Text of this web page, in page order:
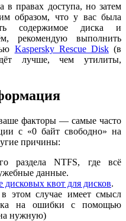
в правах доступа, но затем
образом, что у вас была
содержимое диска и
рекомендую выполнить
Kaspersky Rescue Disk(в
лучше, чем утилиты,
факторы — самые часто
с «0 байт свободно» на
причины:
раздела NTFS, где всё
данные.
дисковых квот для дисков.
этом случае имеет смысл
на ошибки с помощью
нужную)